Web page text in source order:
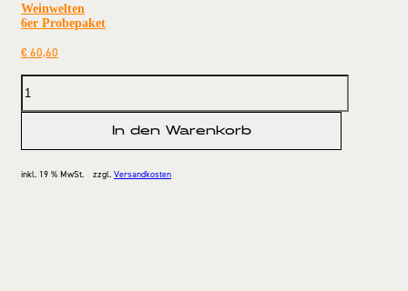
Weinwelten
6er Probepaket
€60,60
In den Warenkorb
inkl. 19 % MwSt. zzgl. Versandkosten